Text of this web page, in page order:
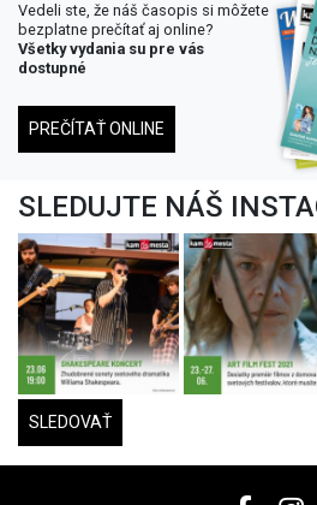
Vedeli ste, že náš časopis si môžete
bezplatne prečítať aj online?
Všetky vydania su pre vás
dostupné
PREČÍTAŤ ONLINE
SLEDUJTE NÁŠ
SLEDOVAŤ